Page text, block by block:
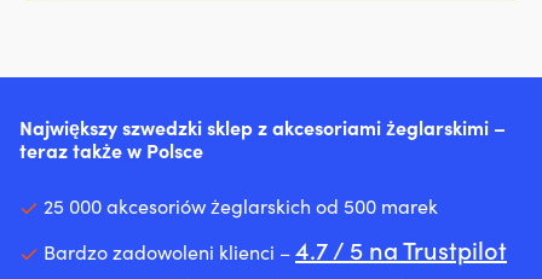
Największy szwedzki sklep z akcesoriami żeglarskimi –
teraz także w Polsce
25 000 akcesoriów żeglarskich od 500 marek
Bardzo zadowoleni klienci –4.7 / 5 na Trustpilot